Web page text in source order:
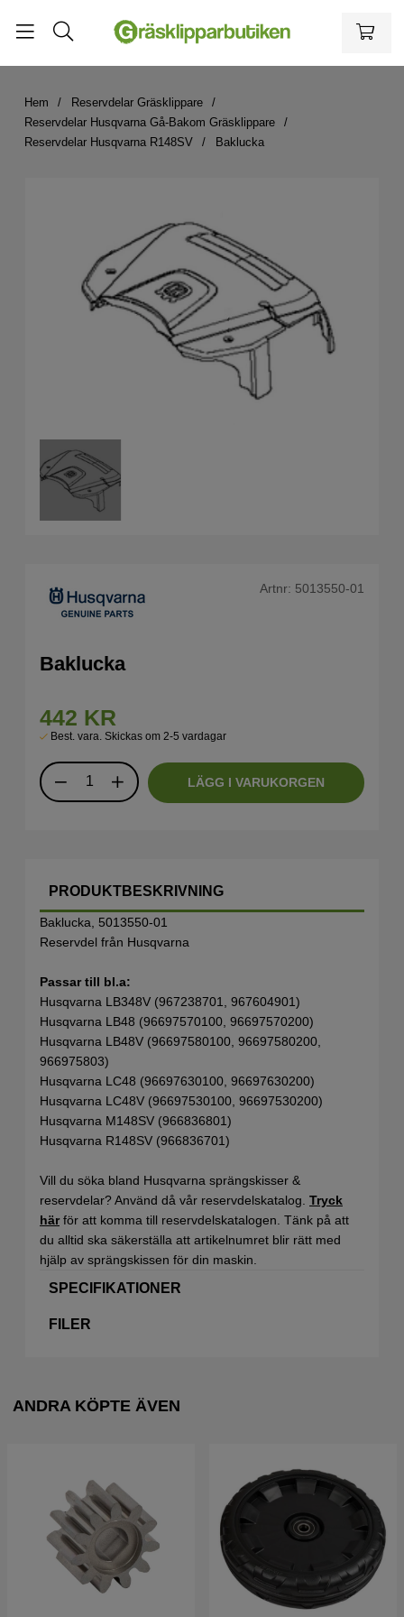
Hem
Reservdelar Gräsklippare
Reservdelar Husqvarna Gå-Bakom Gräsklippare
Reservdelar Husqvarna R148SV
Baklucka
Artnr: 5013550-01
Baklucka
442 KR
Best. vara. Skickas om 2-5 vardagar
LÄGG I VARUKORGEN
PRODUKTBESKRIVNING
Baklucka, 5013550-01
Reservdel från Husqvarna
Passar till bl.a:
Husqvarna LB348V (967238701, 967604901)
Husqvarna LB48 (96697570100, 96697570200)
Husqvarna LB48V (96697580100, 96697580200,
966975803)
Husqvarna LC48 (96697630100, 96697630200)
Husqvarna LC48V (96697530100, 96697530200)
Husqvarna M148SV (966836801)
Husqvarna R148SV (966836701)
Vill du söka bland Husqvarna sprängskisser &
reservdelar? Använd då vår reservdelskatalog. Tryck
härför att komma till reservdelskatalogen. Tänk på att
du alltid ska säkerställa att artikelnumret blir rätt med
hjälp av sprängskissen för din maskin.
SPECIFIKATIONER
FILER
ANDRA KÖPTE ÄVEN